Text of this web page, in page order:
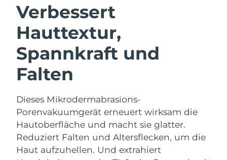
Verbessert
Hauttextur,
Spannkraft und
Falten
Dieses Mikrodermabrasions-
Porenvakuumgerät erneuert wirksam die
Hautoberfläche und macht sie glatter.
Reduziert Falten und Altersflecken, um die
Haut aufzuhellen. Und extrahiert